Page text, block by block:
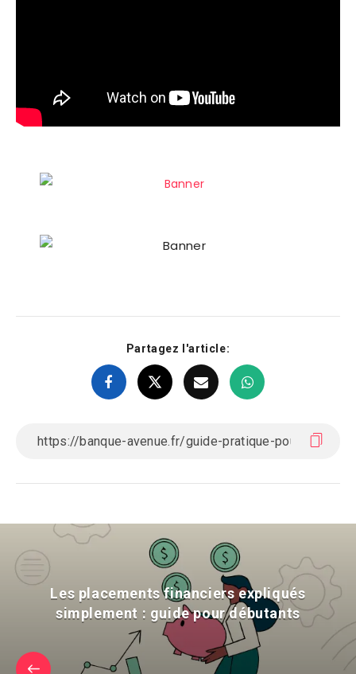
Partagez l'article:
Les placements financiers expliqués
simplement : guide pour débutants